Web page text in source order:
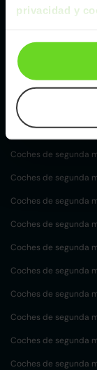
privacidad y
Ver
ocasión
Volkswagen Passat
Coches de
localización
Coches de segunda
Coches de segunda
Coches de segunda
Coches de segunda
Coches de segunda
Coches de segunda
Coches de segunda
Coches de segunda
Coches de segunda
Coches de segunda